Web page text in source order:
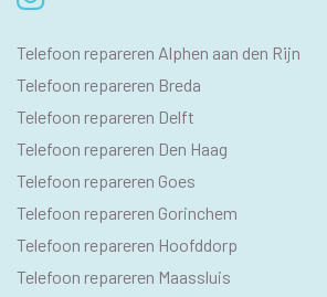
SEO
PAGINA'S
Telefoon repareren Alphen aan den Rijn
Telefoon repareren Breda
Telefoon repareren Delft
Telefoon repareren Den Haag
Telefoon repareren Goes
Telefoon repareren Gorinchem
Telefoon repareren Hoofddorp
Telefoon repareren Maassluis